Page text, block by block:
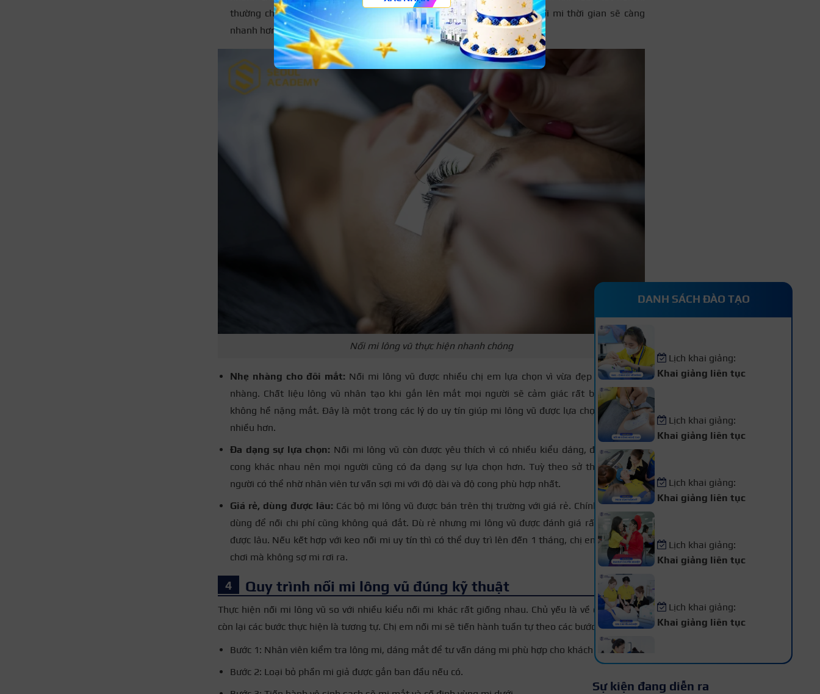
thường chỉ tốn từ 60 phút đến 90 phút. Với lông mi mới, chưa từng nối mi thời gian sẽ càng
nhanh hơn.
Nối mi lông vũ thực hiện nhanh chóng
Nhẹ nhàng cho đôi mắt: Nối mi lông vũ được nhiều chị em lựa chọn vì vừa đẹp lại vừa nhẹ
nhàng. Chất liệu lông vũ nhân tạo khi gắn lên mắt mọi người sẽ cảm giác rất bình thường,
không hề nặng mắt. Đây là một trong các lý do uy tín giúp mi lông vũ được lựa chọn ngày một
nhiều hơn.
Đa dạng sự lựa chọn: Nối mi lông vũ còn được yêu thích vì có nhiều kiểu dáng, độ dài và độ
cong khác nhau nên mọi người cũng có đa dạng sự lựa chọn hơn. Tuỳ theo sở thích mà mọi
người có thể nhờ nhân viên tư vấn sợi mi với độ dài và độ cong phù hợp nhất.
Giá rẻ, dùng được lâu: Các bộ mi lông vũ được bán trên thị trường với giá rẻ. Chính vì vậy nên
dùng để nối chi phí cũng không quá đắt. Dù rẻ nhưng mi lông vũ được đánh giá rất bền, dùng
được lâu. Nếu kết hợp với keo nối mi uy tín thì có thể duy trì lên đến 1 tháng, chị em tha hồ vui
chơi mà không sợ mi rơi ra.
Quy trình nối mi lông vũ đúng kỹ thuật
Thực hiện nối mi lông vũ so với nhiều kiểu nối mi khác rất giống nhau. Chủ yếu là về chất liệu mi
còn lại các bước thực hiện là tương tự. Chị em nối mi sẽ tiến hành tuần tự theo các bước sau:
Bước 1: Nhân viên kiểm tra lông mi, dáng mắt để tư vấn dáng mi phù hợp cho khách hàng.
Bước 2: Loại bỏ phần mi giả được gắn ban đầu nếu có.
DANH SÁCH ĐÀO TẠO
Lịch khai giảng:
Khai giảng liên tục
Lịch khai giảng:
Khai giảng liên tục
Lịch khai giảng:
Khai giảng liên tục
Lịch khai giảng:
Khai giảng liên tục
Lịch khai giảng:
Khai giảng liên tục
Khai giảng liên tục
Sự kiện đang diễn ra